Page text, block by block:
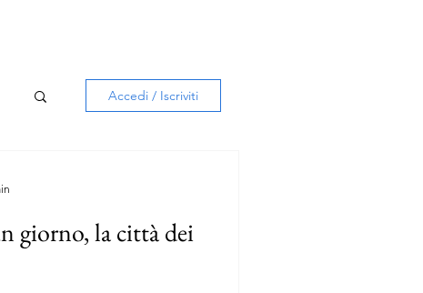
Accedi / Iscriviti
giorno, la città dei